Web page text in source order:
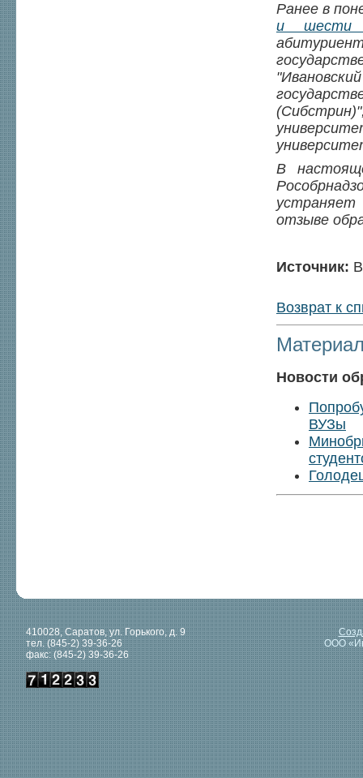
Ранее в
и шести
В
отзыве
Источник:
Возврат к
Новости
ВУЗы
410028, Саратов, ул. Горького, д. 9
тел. (845-2) 39-36-26
факс: (845-2) 39-36-26
ООО